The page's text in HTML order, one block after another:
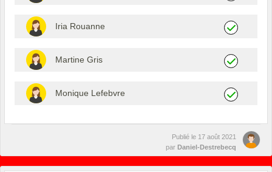
Iria Rouanne
Martine Gris
Monique Lefebvre
Publié le 17 août 2021
par Daniel-Destrebecq